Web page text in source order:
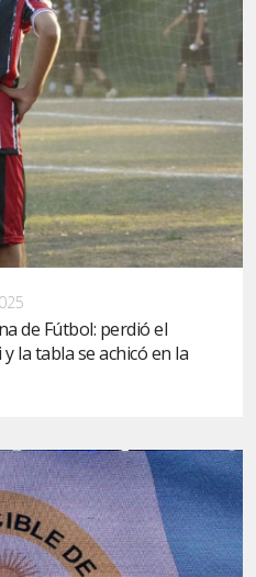
de Fútbol: perdió el
la tabla se achicó en la